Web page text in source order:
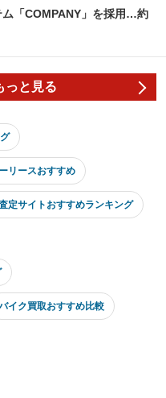
「COMPANY」を採用…約
っと見る
リースおすすめ
定サイトおすすめランキング
イク買取おすすめ比較